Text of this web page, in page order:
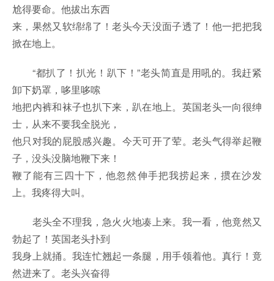
尬得要命。他拔出东西
来，果然又软绵绵了！老头今天没面子透了！他一把把我
掀在地上。
“都扒了！扒光！趴下！”老头简直是用吼的。我赶紧
卸下奶罩，哆里哆嗦
地把内裤和袜子也扒下来，趴在地上。英国老头一向很绅
士，从来不要我全脱光，
他只对我的屁股感兴趣。今天可开了荤。老头气得举起鞭
子，没头没脑地鞭下来！
鞭了能有三四十下，他忽然伸手把我捞起来，掼在沙发
上。我疼得大叫。
老头全不理我，急火火地凑上来。我一看，他竟然又
勃起了！英国老头扑到
我身上就捅。我连忙翘起一条腿，用手领着他。真行！竟
然进来了。老头兴奋得